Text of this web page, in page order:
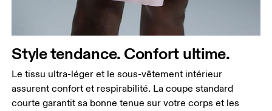
Hanches
Cuisses
Tenez-vous debout, pieds écartés à la largeur des
épaules. Mesurez votre tour de cuisse sur la partie
la plus large.
Style tendance. Confort ultime.
Le tissu ultra-léger et le sous-vêtement intérieur
assurent confort et respirabilité. La coupe standard
courte garantit sa bonne tenue sur votre corps et les